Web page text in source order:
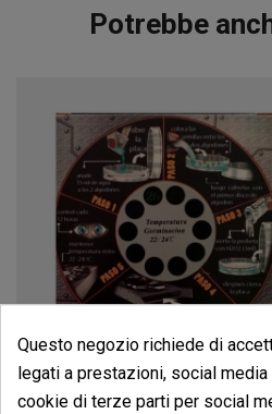
Potrebbe
Germinatore Pro
Questo negozio richiede di
legati a prestazioni, social media
cookie di terze parti per social